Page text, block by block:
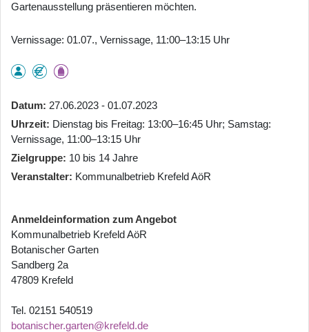
Gartenausstellung präsentieren möchten.
Vernissage: 01.07., Vernissage, 11:00–13:15 Uhr
Datum 27.06.2023 - 01.07.2023
Uhrzeit Dienstag bis Freitag: 13:00–16:45 Uhr; Samstag:
Vernissage, 11:00–13:15 Uhr
Zielgruppe 10 bis 14 Jahre
Veranstalter Kommunalbetrieb Krefeld AöR
Anmeldeinformation zum Angebot
Kommunalbetrieb Krefeld AöR
Botanischer Garten
Sandberg 2a
47809 Krefeld
Tel. 02151 540519
botanischer.garten@krefeld.de